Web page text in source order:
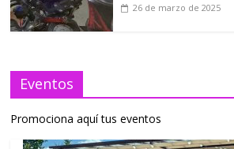
26 de marzo de 2025
Eventos
Promociona aquí tus eventos